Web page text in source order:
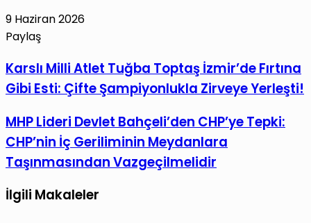
9 Haziran 2026
Paylaş
Posta
ile
Karslı
Milli
Tuğba
Toptaş
İzmir’de
Fırtına
Gibi
Esti:
Karslı Milli Atlet Tuğba Toptaş İzmir’de Fırtına
Gibi Esti: Çifte Şampiyonlukla Zirveye Yerleşti!
MHP
Lideri
Devlet
Bahçeli’den
CHP’ye
Tepki:
MHP Lideri Devlet Bahçeli’den CHP’ye Tepki:
CHP’nin İç Geriliminin Meydanlara
Taşınmasından Vazgeçilmelidir
İlgili Makaleler